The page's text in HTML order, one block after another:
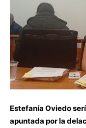
Estefanía Oviedo
apuntada por la